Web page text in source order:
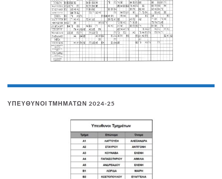
ΥΠΕΎΘΥΝΟΙ ΤΜΗΜΆΤΩΝ 2024-25